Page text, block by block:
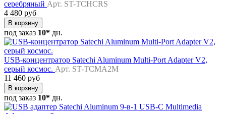
серебряный Арт. ST-TCHCRS
4 480 руб
В корзину
под заказ 10* дн.
USB-концентратор Satechi Aluminum Multi-Port Adapter V2,
серый космос. Арт. ST-TCMA2M
11 460 руб
В корзину
под заказ 10* дн.